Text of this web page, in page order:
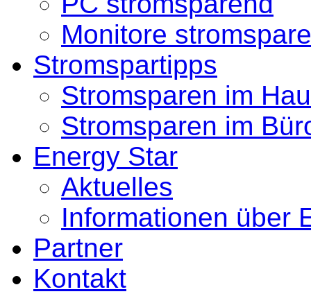
Monitore
Stromspartipps
Stromsparen im
Stromsparen im
Energy Star
Aktuelles
Informationen über
Partner
Kontakt